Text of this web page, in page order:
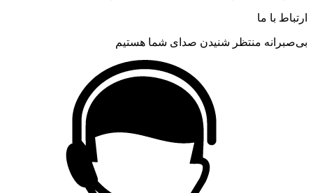
ارتباط با ما
بی‌صبرانه منتظر شنیدن صدای شما هستیم